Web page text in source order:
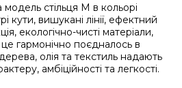
стільця M в кольорі
кути, вишукані лінії, ефектний
екологічно-чисті матеріали,
гармонічно поєдналось в
олія та текстиль надають
амбіційності та легкості.